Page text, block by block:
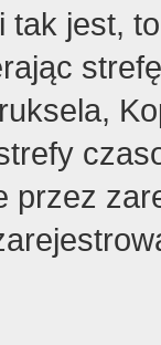
tak jest,
przez